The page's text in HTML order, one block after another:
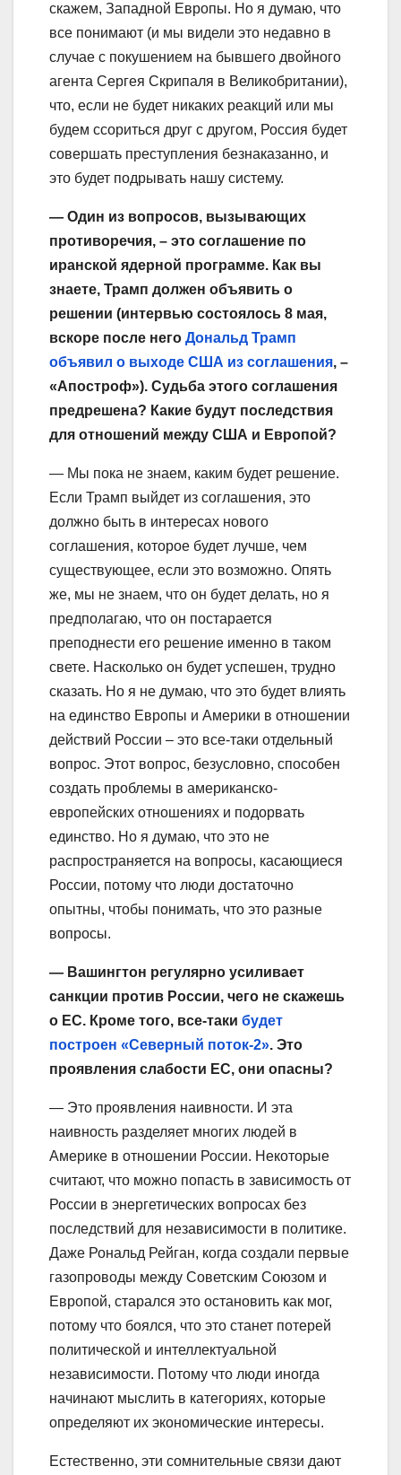
скажем, Западной Европы. Но я думаю, что
все понимают (и мы видели это недавно в
случае с покушением на бывшего двойного
агента Сергея Скрипаля в Великобритании),
что, если не будет никаких реакций или мы
будем ссориться друг с другом, Россия будет
совершать преступления безнаказанно, и
это будет подрывать нашу систему.
— Один из вопросов, вызывающих
противоречия, – это соглашение по
иранской ядерной программе. Как вы
знаете, Трамп должен объявить о
решении (интервью состоялось 8 мая,
вскоре после него Дональд Трамп
объявил о выходе США из соглашения, –
«Апостроф»). Судьба этого соглашения
предрешена? Какие будут последствия
для отношений между США и Европой?
— Мы пока не знаем, каким будет решение.
Если Трамп выйдет из соглашения, это
должно быть в интересах нового
соглашения, которое будет лучше, чем
существующее, если это возможно. Опять
же, мы не знаем, что он будет делать, но я
предполагаю, что он постарается
преподнести его решение именно в таком
свете. Насколько он будет успешен, трудно
сказать. Но я не думаю, что это будет влиять
на единство Европы и Америки в отношении
действий России – это все-таки отдельный
вопрос. Этот вопрос, безусловно, способен
создать проблемы в американско-
европейских отношениях и подорвать
единство. Но я думаю, что это не
распространяется на вопросы, касающиеся
России, потому что люди достаточно
опытны, чтобы понимать, что это разные
вопросы.
— Вашингтон регулярно усиливает
санкции против России, чего не скажешь
о ЕС. Кроме того, все-таки будет
построен «Северный поток-2». Это
проявления слабости ЕС, они опасны?
— Это проявления наивности. И эта
наивность разделяет многих людей в
Америке в отношении России. Некоторые
считают, что можно попасть в зависимость от
России в энергетических вопросах без
последствий для независимости в политике.
Даже Рональд Рейган, когда создали первые
газопроводы между Советским Союзом и
Европой, старался это остановить как мог,
потому что боялся, что это станет потерей
политической и интеллектуальной
независимости. Потому что люди иногда
начинают мыслить в категориях, которые
определяют их экономические интересы.
Естественно, эти сомнительные связи дают